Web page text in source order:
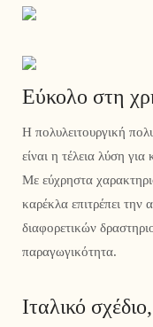
Εύκολο στη
Η πολυλειτουργική
είναι η τέλεια λύση
Με εύχρηστα
καρέκλα επιτρέπει
διαφορετικών
παραγωγικότητα.
Ιταλικό